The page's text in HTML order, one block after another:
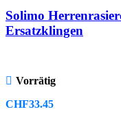
Solimo
Ersatzklingen
Vorrätig
CHF33.45